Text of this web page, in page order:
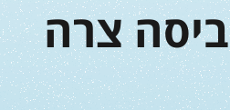
צרה